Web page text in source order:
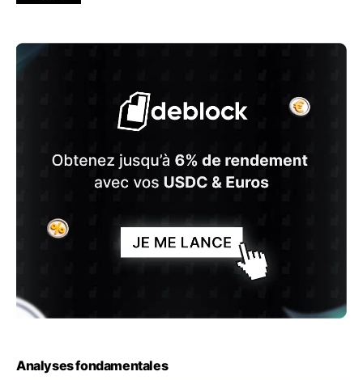
Analyses fondamentales